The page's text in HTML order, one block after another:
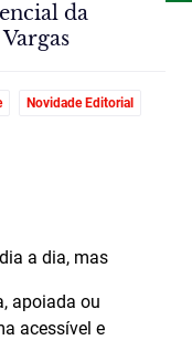
da
Novidade Editorial
a dia, mas
apoiada ou
acessível e